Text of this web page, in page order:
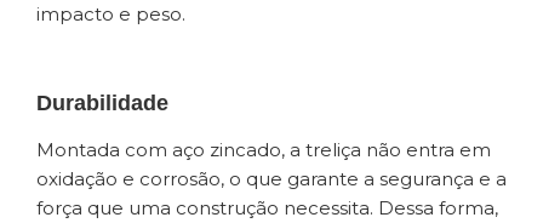
impacto e peso.
Durabilidade
Montada com aço zincado, a treliça não entra em
oxidação e corrosão, o que garante a segurança e a
força que uma construção necessita. Dessa forma,